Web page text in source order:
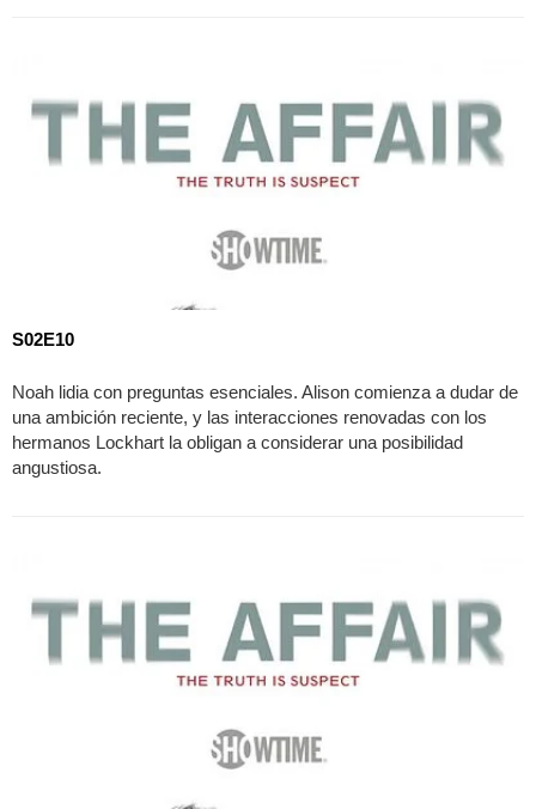
S02E10
Noah lidia con preguntas esenciales. Alison comienza a dudar de
una ambición reciente, y las interacciones renovadas con los
hermanos Lockhart la obligan a considerar una posibilidad
angustiosa.